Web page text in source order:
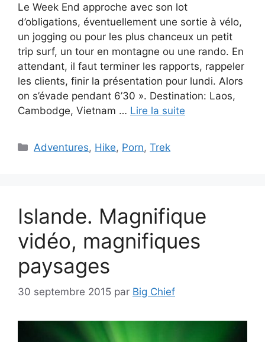
Le Week End approche avec son lot
d’obligations, éventuellement une sortie à vélo,
un jogging ou pour les plus chanceux un petit
trip surf, un tour en montagne ou une rando. En
attendant, il faut terminer les rapports, rappeler
les clients, finir la présentation pour lundi. Alors
on s’évade pendant 6’30 ». Destination: Laos,
Cambodge, Vietnam … Lire la suite
Catégories
Adventures, Hike, Porn,Trek
Islande. Magnifique
vidéo, magnifiques
paysages
30 septembre 2015 par Big Chief